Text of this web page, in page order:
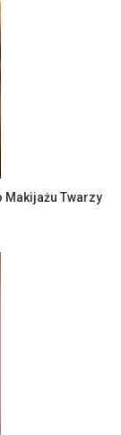
Makijażu Twarzy